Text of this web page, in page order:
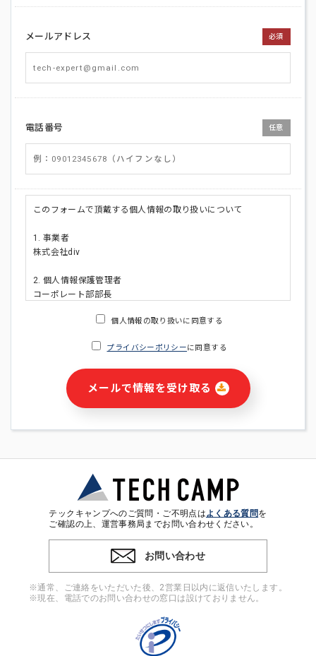
メールアドレス 必須
電話番号 任意
このフォームで頂戴する個人情報の取り扱いについて
1. 事業者
株式会社div
2. 個人情報保護管理者
コーポレート部部長
・ご請求された資料の送付のため
・本サービス及び本サービスに関連する情報(当社及び第三者の
サービス又は商品等の広告配信・宣伝を含みますが、それらに
・個人(法人の場合は担当者)を識別できない形式に加工した統
計情報の作成および利用
※上記の利用目的に基づいた本人への連絡及び配信について
4. 個人情報の第三者提供
ンをとるために、氏名等の一部の情報をサービス内で使用する
チャットツールで発信することにより、本サービスの他の利用
者等に提供することがあります。
個人情報の取り扱いに同意する
プライバシーポリシーに同意する
メールで情報を受け取る
テックキャンプへのご質問・ご不明点はよくある質問を
ご確認の上、運営事務局までお問い合わせください。
お問い合わせ
※通常、ご連絡をいただいた後、2営業日以内に返信いたします。
※現在、電話でのお問い合わせの窓口は設けておりません。